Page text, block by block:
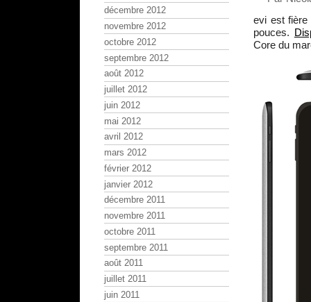
evi est fière
pouces.
Core du
décembre 2012
novembre 2012
octobre 2012
septembre 2012
août 2012
juillet 2012
juin 2012
mai 2012
avril 2012
mars 2012
février 2012
janvier 2012
décembre 2011
novembre 2011
octobre 2011
septembre 2011
août 2011
juillet 2011
juin 2011